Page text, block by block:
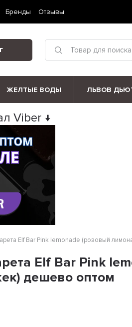
Бренды Отзывы
ЖЕЛТЫЕ ВОДЫ ЛЬВОВ
Viber ↓
Elf Bar Pink lemonade (розовый
Elf Bar Pink
дешево оптом